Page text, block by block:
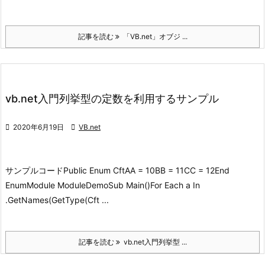
記事を読む 「VB.net」オブジ ...
vb.net入門列挙型の定数を利用するサンプル
 2020年6月19日  VB.net
サンプルコードPublic Enum CftAA = 10BB = 11CC = 12End
EnumModule ModuleDemoSub Main()For Each a In
.GetNames(GetType(Cft ...
記事を読む vb.net入門列挙型 ...